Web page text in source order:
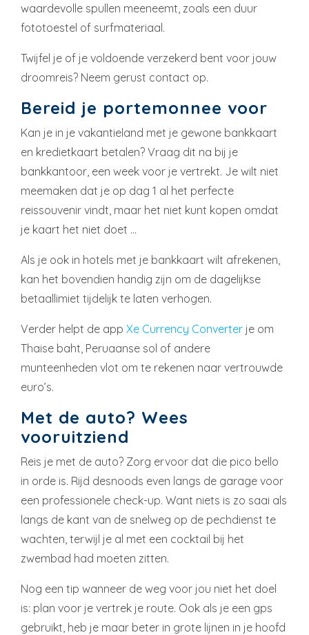
waardevolle spullen meeneemt, zoals een duur
fototoestel of surfmateriaal.
Twijfel je of je voldoende verzekerd bent voor jouw
droomreis? Neem gerust contact op.
Bereid je portemonnee voor
Kan je in je vakantieland met je gewone bankkaart
en kredietkaart betalen? Vraag dit na bij je
bankkantoor, een week voor je vertrekt. Je wilt niet
meemaken dat je op dag 1 al het perfecte
reissouvenir vindt, maar het niet kunt kopen omdat
je kaart het niet doet …
Als je ook in hotels met je bankkaart wilt afrekenen,
kan het bovendien handig zijn om de dagelijkse
betaallimiet tijdelijk te laten verhogen.
Verder helpt de app Xe Currency Converter je om
Thaise baht, Peruaanse sol of andere
munteenheden vlot om te rekenen naar vertrouwde
euro’s.
Met de auto? Wees
vooruitziend
Reis je met de auto? Zorg ervoor dat die pico bello
in orde is. Rijd desnoods even langs de garage voor
een professionele check-up. Want niets is zo saai als
langs de kant van de snelweg op de pechdienst te
wachten, terwijl je al met een cocktail bij het
zwembad had moeten zitten.
Nog een tip wanneer de weg voor jou niet het doel
is: plan voor je vertrek je route. Ook als je een gps
gebruikt, heb je maar beter in grote lijnen in je hoofd